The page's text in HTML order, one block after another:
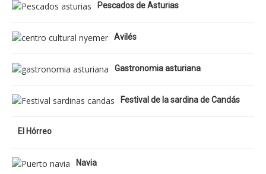
Pescados de Asturias
Avilés
Gastronomia asturiana
Festival de la sardina de Candás
El Hórreo
Navia